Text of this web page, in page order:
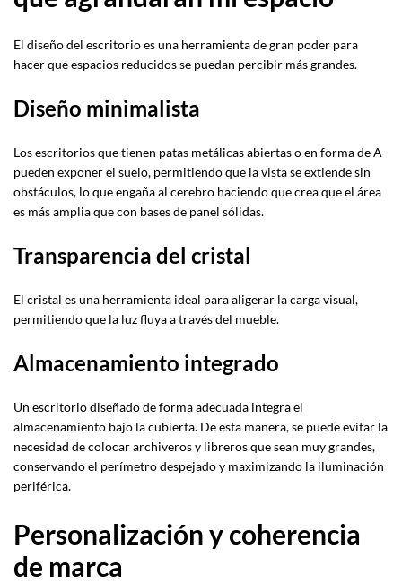
El diseño del escritorio es una herramienta de gran poder para
hacer que espacios reducidos se puedan percibir más grandes.
Diseño minimalista
Los escritorios que tienen patas metálicas abiertas o en forma de A
pueden exponer el suelo, permitiendo que la vista se extiende sin
obstáculos, lo que engaña al cerebro haciendo que crea que el área
es más amplia que con bases de panel sólidas.
Transparencia del cristal
El cristal es una herramienta ideal para aligerar la carga visual,
permitiendo que la luz fluya a través del mueble.
Almacenamiento integrado
Un escritorio diseñado de forma adecuada integra el
almacenamiento bajo la cubierta. De esta manera, se puede evitar la
necesidad de colocar archiveros y libreros que sean muy grandes,
conservando el perímetro despejado y maximizando la iluminación
periférica.
Personalización y coherencia
de marca